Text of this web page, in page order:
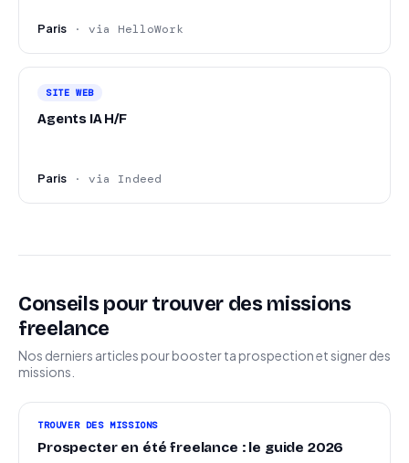
Paris · via HelloWork
SITE WEB
Agents IA H/F
Paris · via Indeed
Conseils pour trouver des missions
freelance
Nos derniers articles pour booster ta prospection et signer des
missions.
TROUVER DES MISSIONS
Prospecter en été freelance : le guide 2026